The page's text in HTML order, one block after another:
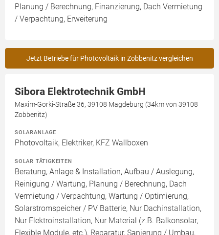
Planung / Berechnung, Finanzierung, Dach Vermietung
/ Verpachtung, Erweiterung
Jetzt Betriebe für Photovoltaik in Zobbenitz vergleichen
Sibora Elektrotechnik GmbH
Maxim-Gorki-Straße 36, 39108 Magdeburg (34km von 39108
Zobbenitz)
SOLARANLAGE
Photovoltaik, Elektriker, KFZ Wallboxen
SOLAR TÄTIGKEITEN
Beratung, Anlage & Installation, Aufbau / Auslegung,
Reinigung / Wartung, Planung / Berechnung, Dach
Vermietung / Verpachtung, Wartung / Optimierung,
Solarstromspeicher / PV Batterie, Nur Dachinstallation,
Nur Elektroinstallation, Nur Material (z.B. Balkonsolar,
Flexible Module, etc.), Reparatur, Sanierung / Umbau,